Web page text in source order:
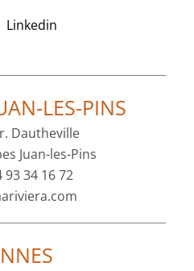
Linkedin
LES-PINS
Dautheville
Juan-les-Pins
93 34 16 72